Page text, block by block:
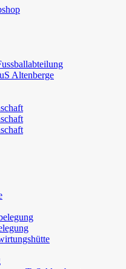
Altenberge